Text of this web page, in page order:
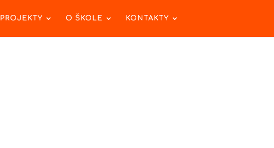
PROJEKTY O ŠKOLE KONTAKTY